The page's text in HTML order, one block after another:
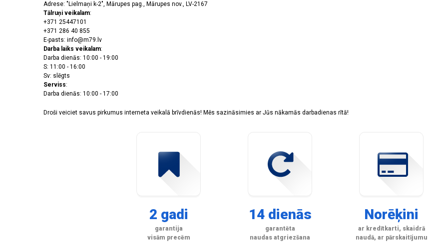
Adrese: "Lielmaņi k-2", Mārupes pag., Mārupes nov., LV-2167
Tālruņi veikalam:
+371 25447101
+371 286 40 855
E-pasts: info@m79.lv
Darba laiks veikalam:
Darba dienās: 10:00 - 19:00
S: 11:00 - 16:00
Sv: slēgts
Serviss:
Darba dienās: 10:00 - 17:00
Droši veiciet savus pirkumus interneta veikalā brīvdienās! Mēs sazināsimies ar Jūs nākamās darbadienas rītā!
2 gadi
garantija
visām precēm
14 dienās
garantēta
naudas atgriezšana
Norēķini
ar kredītkarti, skaidrā
naudā, ar pārskaitījumu